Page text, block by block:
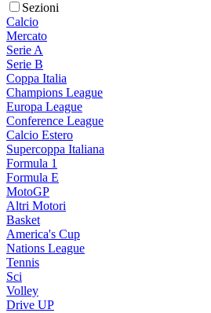
Sezioni
Calcio
Mercato
Serie A
Serie B
Coppa Italia
Champions League
Europa League
Conference League
Calcio Estero
Supercoppa Italiana
Formula 1
Formula E
MotoGP
Altri Motori
Basket
America's Cup
Nations League
Tennis
Sci
Volley
Drive UP